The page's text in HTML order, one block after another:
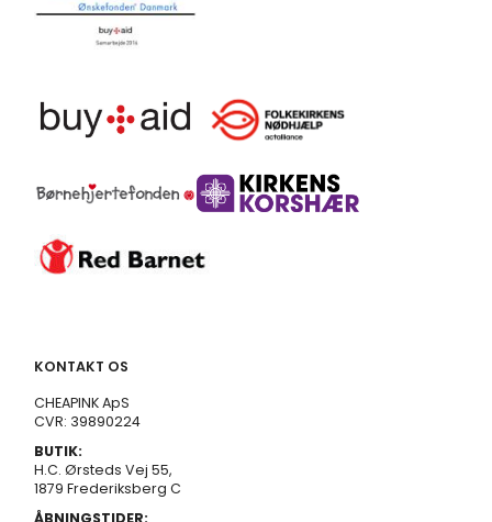
KONTAKT OS
CHEAPINK ApS
CVR: 39890224
BUTIK:
H.C. Ørsteds Vej 55,
1879 Frederiksberg C